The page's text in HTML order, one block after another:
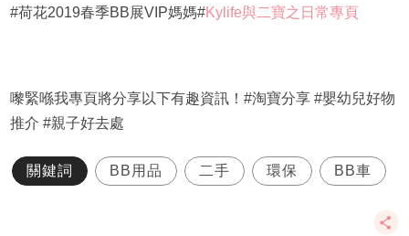
#荷花2019春季BB展VIP媽媽#Kylife與二寶之日常專頁
嚟緊喺我專頁將分享以下有趣資訊！#淘寶分享 #嬰幼兒好物
推介 #親子好去處
關鍵詞 BB用品 二手 環保 BB車